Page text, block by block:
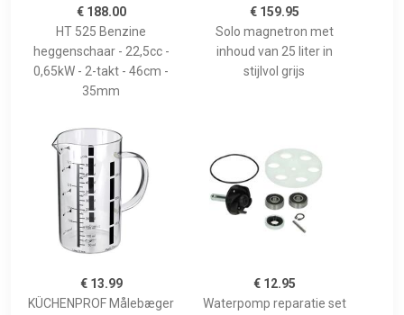
€ 188.00
HT 525 Benzine
heggenschaar - 22,5cc -
0,65kW - 2-takt - 46cm -
35mm
€ 159.95
Solo magnetron met
inhoud van 25 liter in
stijlvol grijs
€ 13.99
KÜCHENPROF Målebæger
€ 12.95
Waterpomp reparatie set